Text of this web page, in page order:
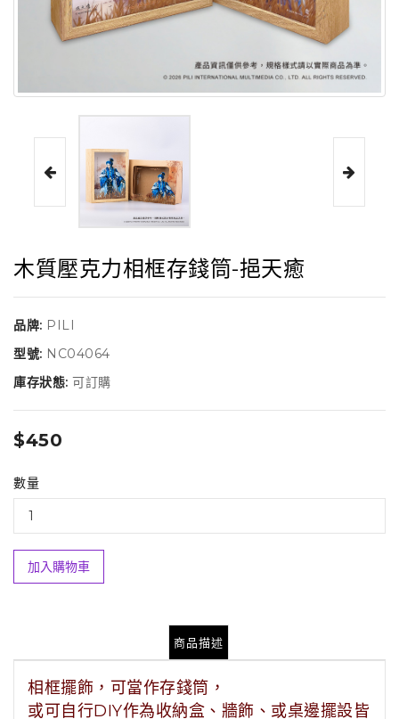
木質壓克力相框存錢筒-挹天癒
品牌: PILI
型號: NC04064
庫存狀態: 可訂購
$450
數量
加入購物車
商品描述
相框擺飾，可當作存錢筒，
或可自行DIY作為收納盒、牆飾、或桌邊擺設皆